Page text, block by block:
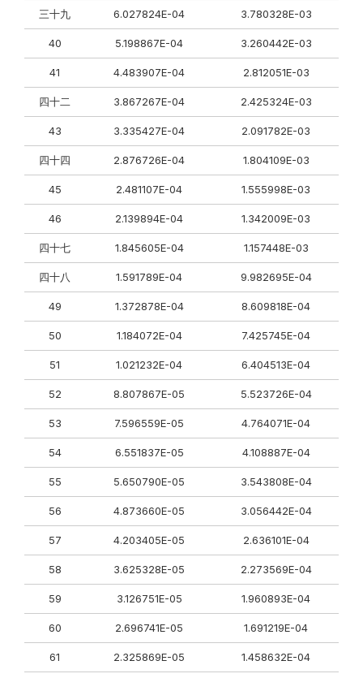
三十九 6.027824E-04 3.780328E-03
40 5.198867E-04 3.260442E-03
41 4.483907E-04 2.812051E-03
四十二 3.867267E-04 2.425324E-03
43 3.335427E-04 2.091782E-03
四十四 2.876726E-04 1.804109E-03
45 2.481107E-04 1.555998E-03
46 2.139894E-04 1.342009E-03
四十七 1.845605E-04 1.157448E-03
四十八 1.591789E-04 9.982695E-04
49 1.372878E-04 8.609818E-04
50 1.184072E-04 7.425745E-04
51 1.021232E-04 6.404513E-04
52 8.807867E-05 5.523726E-04
53 7.596559E-05 4.764071E-04
54 6.551837E-05 4.108887E-04
55 5.650790E-05 3.543808E-04
56 4.873660E-05 3.056442E-04
57 4.203405E-05 2.636101E-04
58 3.625328E-05 2.273569E-04
59 3.126751E-05 1.960893E-04
60 2.696741E-05 1.691219E-04
61 2.325869E-05 1.458632E-04